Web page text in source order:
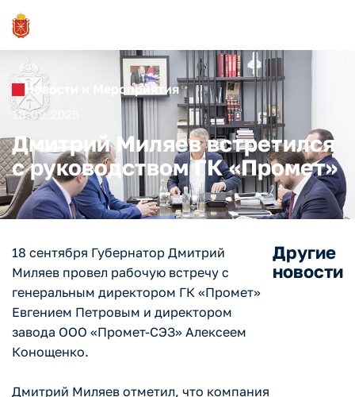
Новости и Мероприятия
18.09.2025
Дмитрий Миляев встретился
с руководством ГК «Промет»
18 сентября Губернатор Дмитрий
Миляев провел рабочую встречу с
генеральным директором ГК «Промет»
Евгением Петровым и директором
завода ООО «Промет-СЭЗ» Алексеем
Конощенко.
Дмитрий Миляев отметил, что компания
Другие
новости